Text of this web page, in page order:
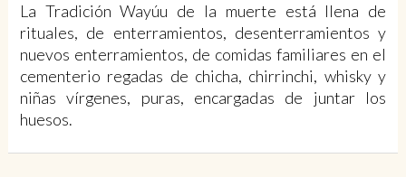
La Tradición Wayúu de la muerte está llena de
rituales, de enterramientos, desenterramientos y
nuevos enterramientos, de comidas familiares en el
cementerio regadas de chicha, chirrinchi, whisky y
niñas vírgenes, puras, encargadas de juntar los
huesos.